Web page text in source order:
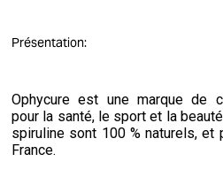
Présentation:
Ophycure est une marque de
pour la santé, le sport et la
spiruline sont 100 % naturels,
France.